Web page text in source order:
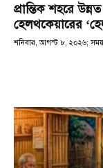
প্রান্তিক শহরে
হেলথকেয়ারের
শনিবার, আগস্ট ৮, ২০২৬;